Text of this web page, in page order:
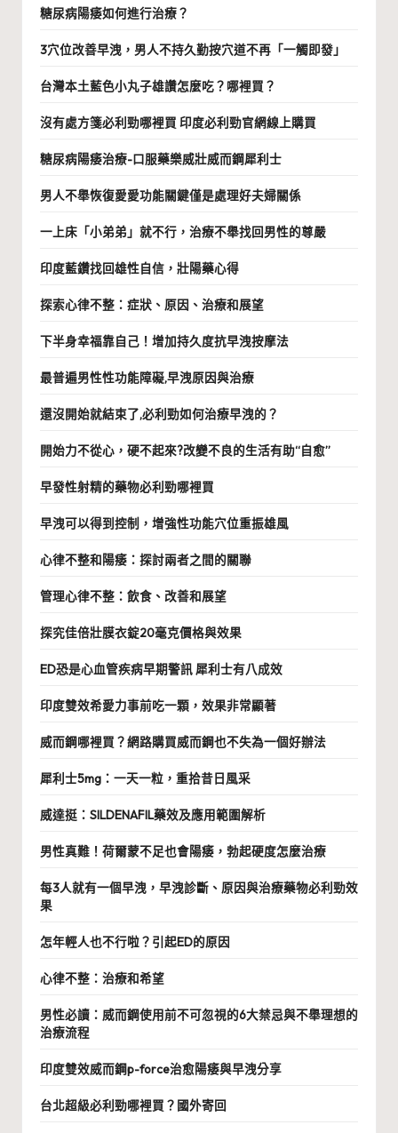
糖尿病陽痿如何進行治療？
3穴位改善早洩，男人不持久勤按穴道不再「一觸即發」
台灣本土藍色小丸子雄讚怎麼吃？哪裡買？
沒有處方箋必利勁哪裡買 印度必利勁官網線上購買
糖尿病陽痿治療-口服藥樂威壯威而鋼犀利士
男人不舉恢復愛愛功能關鍵僅是處理好夫婦關係
一上床「小弟弟」就不行，治療不舉找回男性的尊嚴
印度藍鑽找回雄性自信，壯陽藥心得
探索心律不整：症狀、原因、治療和展望
下半身幸福靠自己！增加持久度抗早洩按摩法
最普遍男性性功能障礙,早洩原因與治療
還沒開始就結束了,必利勁如何治療早洩的？
開始力不從心，硬不起來?改變不良的生活有助“自愈”
早發性射精的藥物必利勁哪裡買
早洩可以得到控制，增強性功能穴位重振雄風
心律不整和陽痿：探討兩者之間的關聯
管理心律不整：飲食、改善和展望
探究佳倍壯膜衣錠20毫克價格與效果
ED恐是心血管疾病早期警訊 犀利士有八成效
印度雙效希愛力事前吃一顆，效果非常顯著
威而鋼哪裡買？網路購買威而鋼也不失為一個好辦法
犀利士5mg：一天一粒，重拾昔日風采
威達挺：SILDENAFIL藥效及應用範圍解析
男性真難！荷爾蒙不足也會陽痿，勃起硬度怎麼治療
每3人就有一個早洩，早洩診斷、原因與治療藥物必利勁效
果
怎年輕人也不行啦？引起ED的原因
心律不整：治療和希望
男性必讀：威而鋼使用前不可忽視的6大禁忌與不舉理想的
治療流程
印度雙效威而鋼p-force治愈陽痿與早洩分享
台北超級必利勁哪裡買？國外寄回